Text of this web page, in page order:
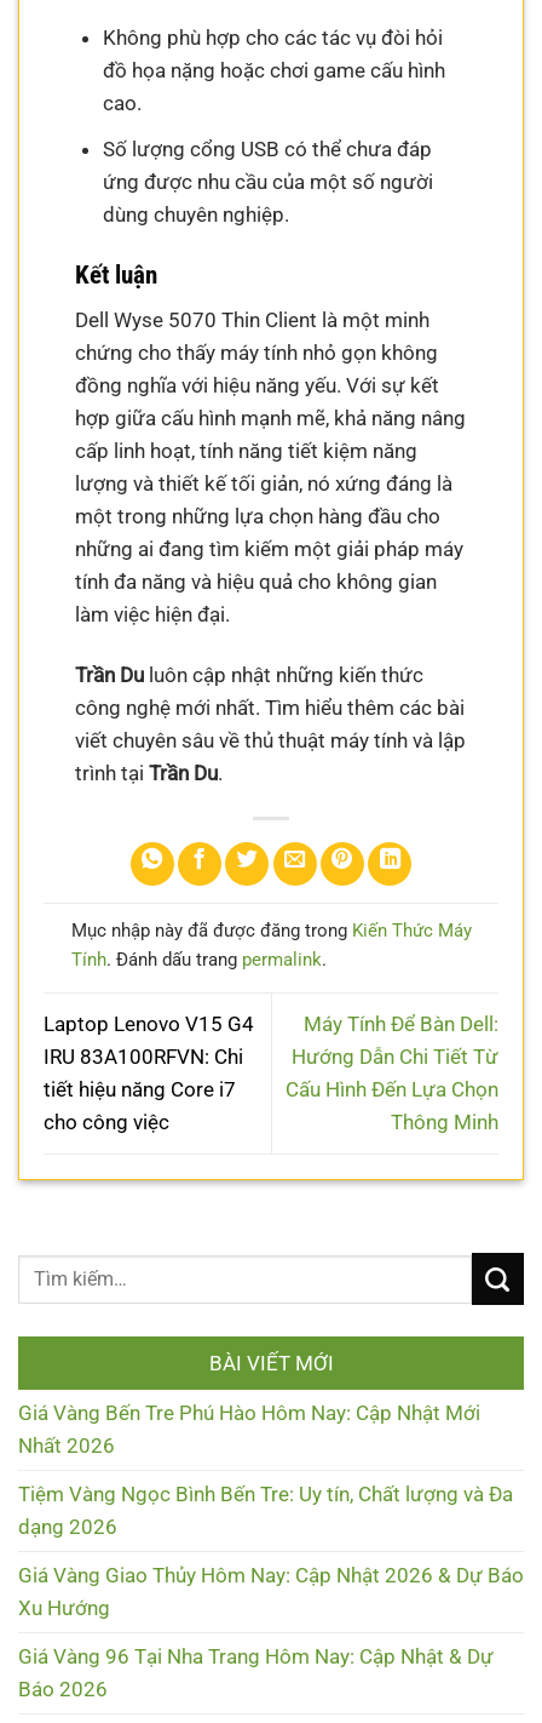
Không phù hợp cho các tác vụ đòi hỏi
đồ họa nặng hoặc chơi game cấu hình
cao.
Số lượng cổng USB có thể chưa đáp
ứng được nhu cầu của một số người
dùng chuyên nghiệp.
Kết luận
Dell Wyse 5070 Thin Client là một minh
chứng cho thấy máy tính nhỏ gọn không
đồng nghĩa với hiệu năng yếu. Với sự kết
hợp giữa cấu hình mạnh mẽ, khả năng nâng
cấp linh hoạt, tính năng tiết kiệm năng
lượng và thiết kế tối giản, nó xứng đáng là
một trong những lựa chọn hàng đầu cho
những ai đang tìm kiếm một giải pháp máy
tính đa năng và hiệu quả cho không gian
làm việc hiện đại.
Trần Du luôn cập nhật những kiến thức
công nghệ mới nhất. Tìm hiểu thêm các bài
viết chuyên sâu về thủ thuật máy tính và lập
trình tạiTrần Du.
Mục nhập này đã được đăng trong Kiến Thức Máy
Tính. Đánh dấu trang permalink.
Laptop Lenovo V15 G4
IRU 83A100RFVN: Chi
tiết hiệu năng Core i7
cho công việc
Máy Tính Để Bàn Dell:
Hướng Dẫn Chi Tiết Từ
Cấu Hình Đến Lựa Chọn
Thông Minh
BÀI VIẾT MỚI
Giá Vàng Bến Tre Phú Hào Hôm Nay: Cập Nhật Mới
Nhất 2026
Tiệm Vàng Ngọc Bình Bến Tre: Uy tín, Chất lượng và Đa
dạng 2026
Giá Vàng Giao Thủy Hôm Nay: Cập Nhật 2026 & Dự Báo
Xu Hướng
Giá Vàng 96 Tại Nha Trang Hôm Nay: Cập Nhật & Dự
Báo 2026